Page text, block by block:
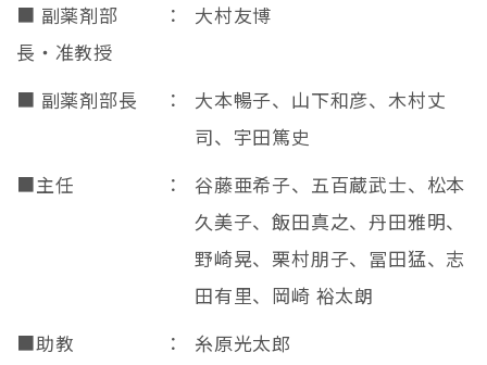
■ 副薬剤部
長・准教授
： 大村友博
■ 副薬剤部長 ：
大本暢子、山下和彦、木村丈
司、宇田篤史
■主任
：
谷藤亜希子、五百蔵武士、松本
久美子、飯田真之、丹田雅明、
野崎晃、栗村朋子、冨田猛、志
田有里、岡崎 裕太朗
■助教
：
糸原光太郎